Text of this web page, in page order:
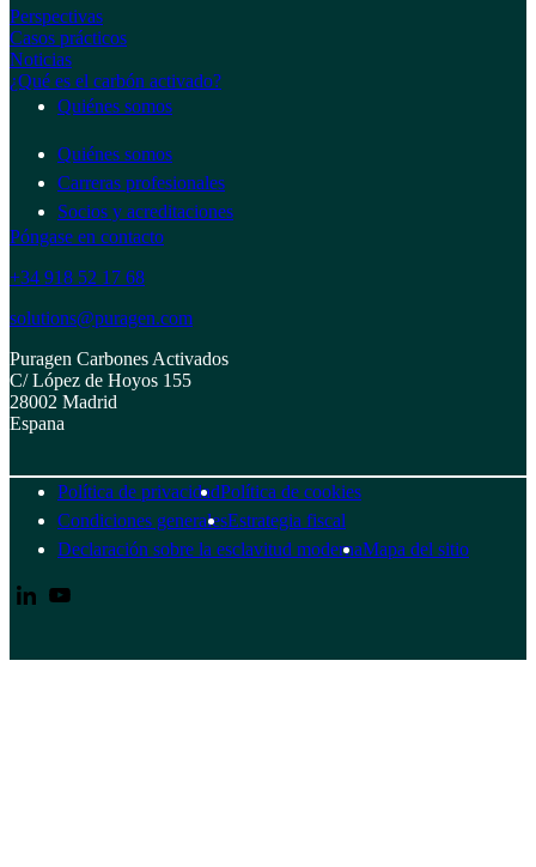
Perspectivas
Casos prácticos
Noticias
¿Qué es el carbón activado?
Quiénes somos
Quiénes somos
Carreras profesionales
Socios y acreditaciones
Póngase en contacto
+34 918 52 17 68
solutions@puragen.com
Puragen Carbones Activados
C/ López de Hoyos 155
28002 Madrid
Espana
Política de privacidadPolítica de cookies
Condiciones generalesEstrategia fiscal
Declaración sobre la esclavitud modernaMapa del sitio